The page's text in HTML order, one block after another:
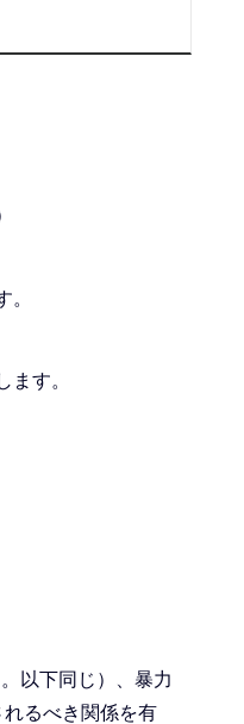
す。
以下同じ）、暴力
るべき関係を有